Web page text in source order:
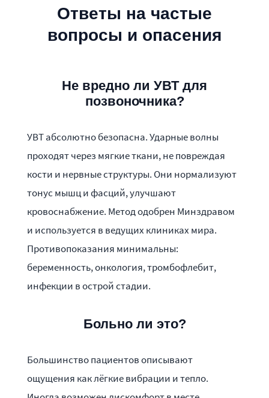
Ответы на частые
вопросы и опасения
Не вредно ли УВТ для
позвоночника?
УВТ абсолютно безопасна. Ударные волны
проходят через мягкие ткани, не повреждая
кости и нервные структуры. Они нормализуют
тонус мышц и фасций, улучшают
кровоснабжение. Метод одобрен Минздравом
и используется в ведущих клиниках мира.
Противопоказания минимальны:
беременность, онкология, тромбофлебит,
инфекции в острой стадии.
Больно ли это?
Большинство пациентов описывают
ощущения как лёгкие вибрации и тепло.